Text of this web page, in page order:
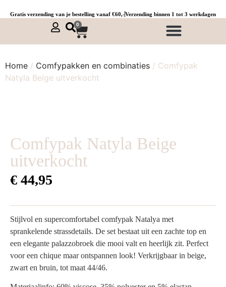
Gratis verzending van je bestelling vanaf €60,-Verzending binnen 1 tot 3 werkdagen
0
Home / Comfypakken en combinaties / Comfypak
Natyla Beige uitverkocht
Comfypak Natyla Beige
uitverkocht
€ 44,95
Stijlvol en supercomfortabel comfypak Natalya met
sprankelende strassdetails. De set bestaat uit een zachte top en
een elegante palazzobroek die mooi valt en heerlijk zit. Perfect
voor een chique maar ontspannen look! Verkrijgbaar in beige,
zwart en bruin, tot maat 44/46.